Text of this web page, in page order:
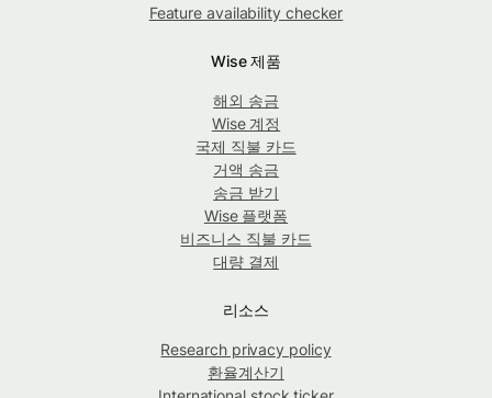
Feature availability checker
Wise 제품
해외 송금
Wise 계정
국제 직불 카드
거액 송금
송금 받기
Wise 플랫폼
비즈니스 직불 카드
대량 결제
리소스
Research privacy policy
환율계산기